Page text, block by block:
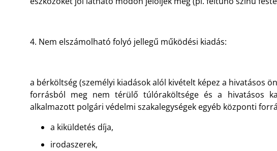
4. Nem elszámolható folyó jellegű működési kiadás:
a bérköltség (személyi kiadások alól kivételt képez a hivatásos
forrásból meg nem térülő túlóraköltsége és a hivatásos
alkalmazott polgári védelmi szakalegységek egyéb központi
a kiküldetés díja,
irodaszerek,